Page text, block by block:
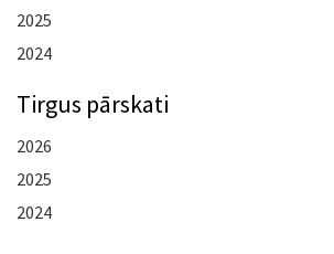
2025
2024
Tirgus pārskati
2026
2025
2024